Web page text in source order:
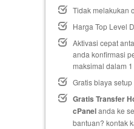
Tidak melakukan
Harga Top Level
Aktivasi cepat
anda konfirmasi
maksimal dalam
Gratis biaya setup
Gratis Transfer
cPanelanda ke
bantuan? kontak